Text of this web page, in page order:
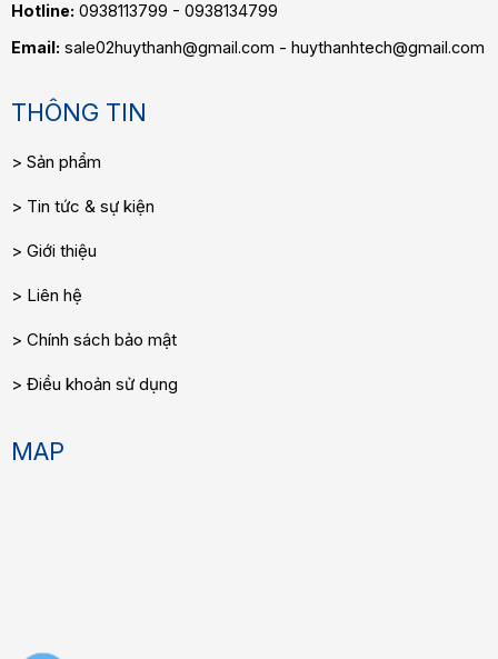
Hotline: 0938113799 - 0938134799
Email: sale02huythanh@gmail.com - huythanhtech@gmail.com
THÔNG TIN
Sản phẩm
Tin tức & sự kiện
Giới thiệu
Liên hệ
Chính sách bảo mật
Điều khoản sử dụng
MAP